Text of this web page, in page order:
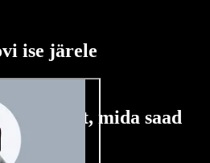
ise järele
sellest, mida saad
teha.